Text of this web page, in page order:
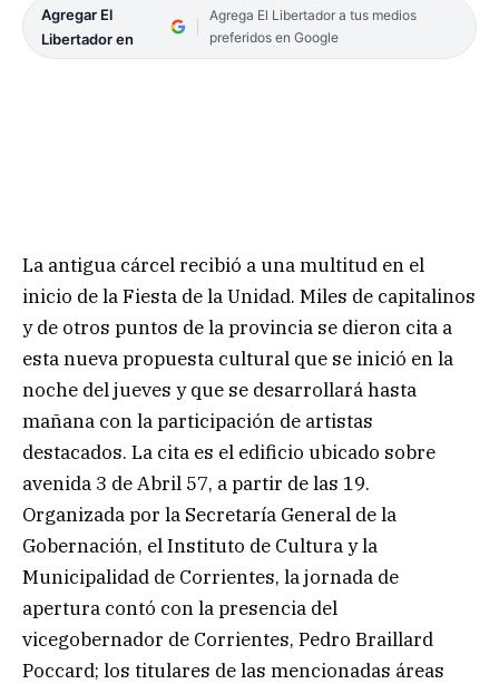
Agregar El
Libertador en
Agrega El Libertador a tus medios
preferidos en Google
La antigua cárcel recibió a una multitud en el
inicio de la Fiesta de la Unidad. Miles de capitalinos
y de otros puntos de la provincia se dieron cita a
esta nueva propuesta cultural que se inició en la
noche del jueves y que se desarrollará hasta
mañana con la participación de artistas
destacados. La cita es el edificio ubicado sobre
avenida 3 de Abril 57, a partir de las 19.
Organizada por la Secretaría General de la
Gobernación, el Instituto de Cultura y la
Municipalidad de Corrientes, la jornada de
apertura contó con la presencia del
vicegobernador de Corrientes, Pedro Braillard
Poccard; los titulares de las mencionadas áreas